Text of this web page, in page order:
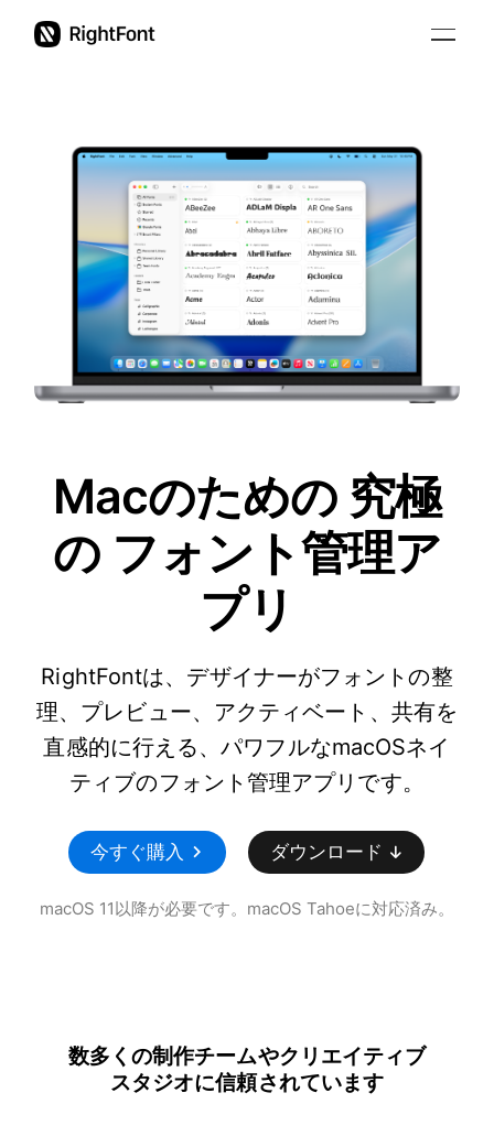
料金プラン
アップデート
サポート
日本語
Macのための 究極
の フォント管理ア
プリ
RightFontは、デザイナーがフォントの整
理、プレビュー、アクティベート、共有を
直感的に行える、パワフルなmacOSネイ
ティブのフォント管理アプリです。
今すぐ購入 ダウンロード
macOS 11以降が必要です。macOS Tahoeに対応済み。
数多くの制作チームやクリエイティブ
スタジオに信頼されています